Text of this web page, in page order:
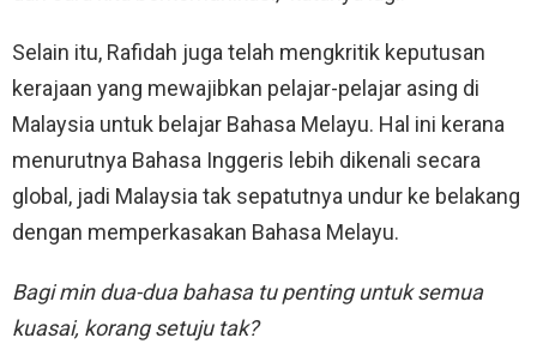
Selain itu, Rafidah juga telah mengkritik keputusan
kerajaan yang mewajibkan pelajar-pelajar asing di
Malaysia untuk belajar Bahasa Melayu. Hal ini kerana
menurutnya Bahasa Inggeris lebih dikenali secara
global, jadi Malaysia tak sepatutnya undur ke belakang
dengan memperkasakan Bahasa Melayu.
Bagi min dua-dua bahasa tu penting untuk semua
kuasai, korang setuju tak?